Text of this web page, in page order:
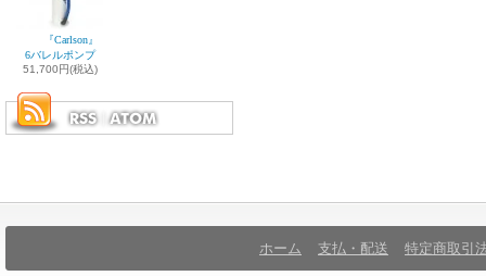
『Carlson』
6バレルポンプ
51,700円(税込)
ホーム 支払・配送 特定商取引